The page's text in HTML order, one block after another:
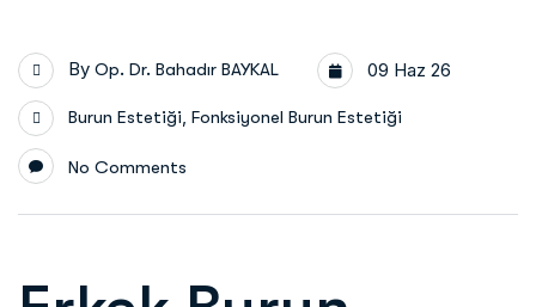
By Op. Dr. Bahadır BAYKAL 09 Haz 26
Burun Estetiği Fonksiyonel Burun Estetiği
No Comments